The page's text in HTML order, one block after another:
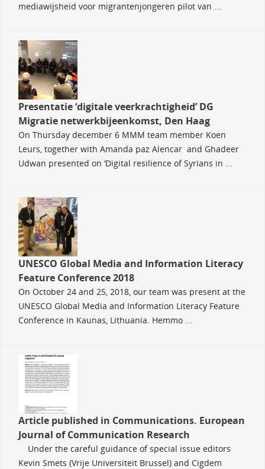
mediawijsheid voor migrantenjongeren pilot van ...
Presentatie ‘digitale veerkrachtigheid’ DG
Migratie netwerkbijeenkomst, Den Haag
On Thursday december 6 MMM team member Koen
Leurs, together with Amanda paz Alencar and Ghadeer
Udwan presented on ‘Digital resilience of Syrians in ...
UNESCO Global Media and Information Literacy
Feature Conference 2018
On October 24 and 25, 2018, our team was present at the
UNESCO Global Media and Information Literacy Feature
Conference in Kaunas, Lithuania. Hemmo ...
Article published in Communications. European
Journal of Communication Research
Under the careful guidance of special issue editors
Kevin Smets (Vrije Universiteit Brussel) and Cigdem